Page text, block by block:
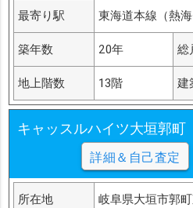
最寄り駅 東海道本線（熱
築年数 20年 総
地上階数 13階 建
キャッスルハイツ大垣郭町
詳細＆自己査定
所在地 岐阜県大垣市郭